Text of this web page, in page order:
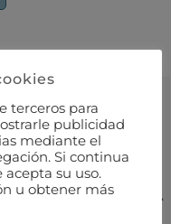
EN AEFPA
Y ACCESORIOS
terceros para
publicidad
mediante el
Si continua
acepta su uso.
u obtener más